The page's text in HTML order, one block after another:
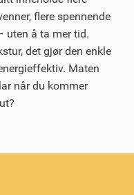
flere spennende
uten å ta mer tid.
det gjør den enkle
Maten
når du kommer